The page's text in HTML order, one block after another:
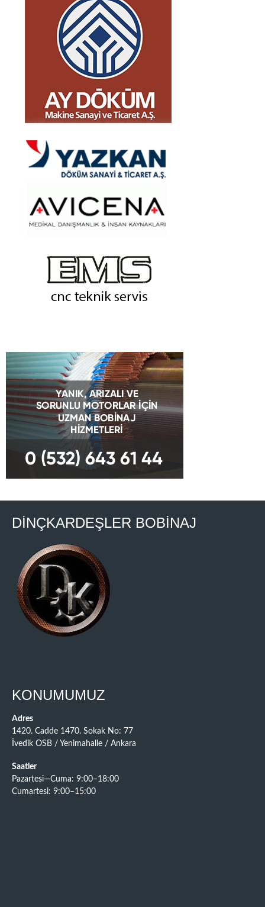
DİNÇKARDEŞLER BOBİNAJ
KONUMUMUZ
Adres
1420. Cadde 1470. Sokak No: 77
İvedik OSB / Yenimahalle / Ankara
Saatler
Pazartesi—Cuma: 9:00–18:00
Cumartesi: 9:00–15:00